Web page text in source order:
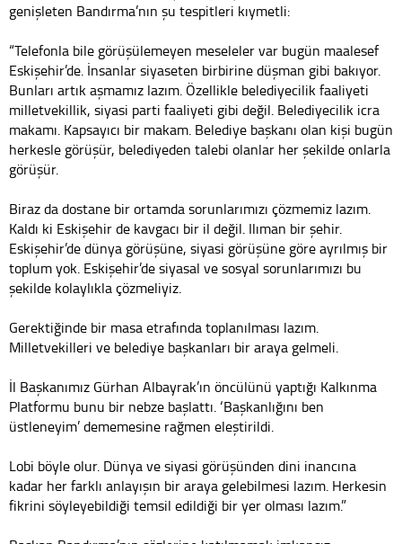
genişleten Bandırma’nın şu tespitleri kıymetli:
“Telefonla bile görüşülemeyen meseleler var bugün maalesef
Eskişehir’de. İnsanlar siyaseten birbirine düşman gibi bakıyor.
Bunları artık aşmamız lazım. Özellikle belediyecilik faaliyeti
milletvekillik, siyasi parti faaliyeti gibi değil. Belediyecilik icra
makamı. Kapsayıcı bir makam. Belediye başkanı olan kişi bugün
herkesle görüşür, belediyeden talebi olanlar her şekilde onlarla
görüşür.
Biraz da dostane bir ortamda sorunlarımızı çözmemiz lazım.
Kaldı ki Eskişehir de kavgacı bir il değil. Ilıman bir şehir.
Eskişehir’de dünya görüşüne, siyasi görüşüne göre ayrılmış bir
toplum yok. Eskişehir’de siyasal ve sosyal sorunlarımızı bu
şekilde kolaylıkla çözmeliyiz.
Gerektiğinde bir masa etrafında toplanılması lazım.
Milletvekilleri ve belediye başkanları bir araya gelmeli.
İl Başkanımız Gürhan Albayrak’ın öncülünü yaptığı Kalkınma
Platformu bunu bir nebze başlattı. ‘Başkanlığını ben
üstleneyim’ dememesine rağmen eleştirildi.
Lobi böyle olur. Dünya ve siyasi görüşünden dini inancına
kadar her farklı anlayışın bir araya gelebilmesi lazım. Herkesin
fikrini söyleyebildiği temsil edildiği bir yer olması lazım.”